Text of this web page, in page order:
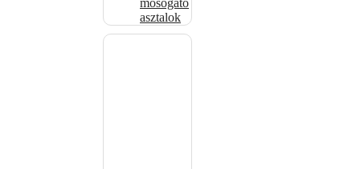
mosogató
asztalok